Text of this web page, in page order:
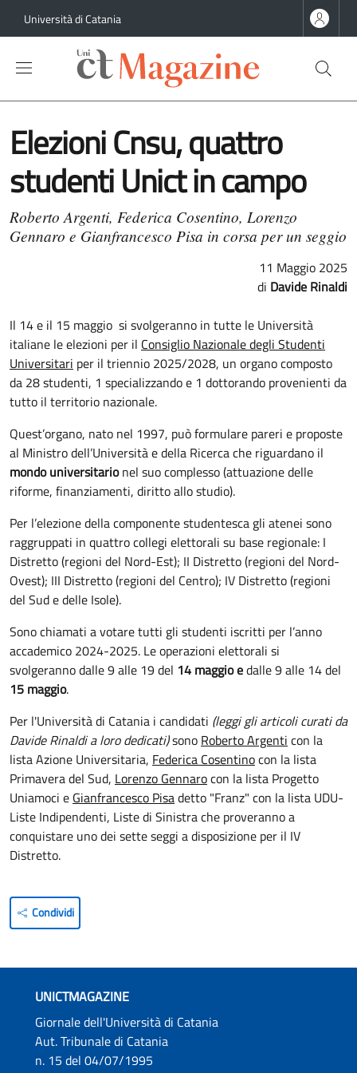
Università di Catania
Elezioni Cnsu, quattro
studenti Unict in campo
Roberto Argenti, Federica Cosentino, Lorenzo
Gennaro e Gianfrancesco Pisa in corsa per un seggio
11 Maggio 2025
Davide Rinaldi
Il 14 e il 15 maggio si svolgeranno in tutte le Università
italiane le elezioni per il Consiglio Nazionale degli Studenti
Universitari per il triennio 2025/2028, un organo composto
da 28 studenti, 1 specializzando e 1 dottorando provenienti da
tutto il territorio nazionale.
Quest’organo, nato nel 1997, può formulare pareri e proposte
al Ministro dell’Università e della Ricerca che riguardano il
mondo universitarionel suo complesso (attuazione delle
riforme, finanziamenti, diritto allo studio).
Per l’elezione della componente studentesca gli atenei sono
raggruppati in quattro collegi elettorali su base regionale: I
Distretto (regioni del Nord-Est); II Distretto (regioni del Nord-
Ovest); III Distretto (regioni del Centro); IV Distretto (regioni
del Sud e delle Isole).
Sono chiamati a votare tutti gli studenti iscritti per l’anno
accademico 2024-2025. Le operazioni elettorali si
svolgeranno dalle 9 alle 19 del 14 maggio edalle 9 alle 14 del
15 maggio.
Per l'Università di Catania i candidati (leggi gli articoli curati da
Davide Rinaldi a loro dedicati)sono Roberto Argenti con la
lista Azione Universitaria, Federica Cosentinocon la lista
Primavera del Sud, Lorenzo Gennarocon la lista Progetto
Uniamoci e Gianfrancesco Pisadetto "Franz" con la lista UDU-
Liste Indipendenti, Liste di Sinistra che proveranno a
conquistare uno dei sette seggi a disposizione per il IV
Distretto.
Condividi
UNICTMAGAZINE
Giornale dell'Università di Catania
Aut. Tribunale di Catania
n. 15 del 04/07/1995